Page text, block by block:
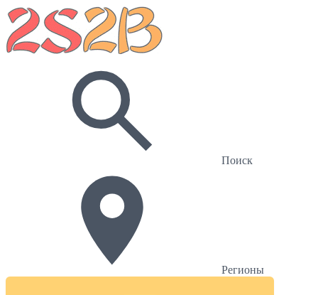
Поиск
Регионы